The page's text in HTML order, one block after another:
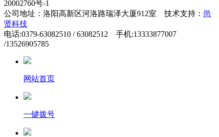
20002760号-1
公司地址：洛阳高新区河洛路瑞泽大厦912室 技术支持： 尚
贤科技
电话:0379-63082510 / 63082512 手机:13333877007
/13526905785
网站首页
一键拨号